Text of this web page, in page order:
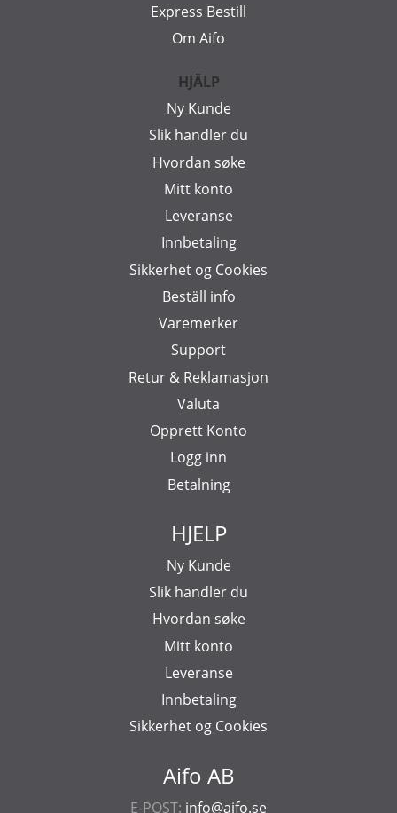
Aifo AB
E-POST: info@aifo.se
Express Bestill
Om Aifo
HJÄLP
Ny Kunde
Slik handler du
Hvordan søke
Mitt konto
Leveranse
Innbetaling
Sikkerhet og Cookies
Beställ info
Varemerker
Support
Retur & Reklamasjon
Valuta
Opprett Konto
Logg inn
Betalning
HJELP
Ny Kunde
Slik handler du
Hvordan søke
Mitt konto
Leveranse
Innbetaling
Sikkerhet og Cookies